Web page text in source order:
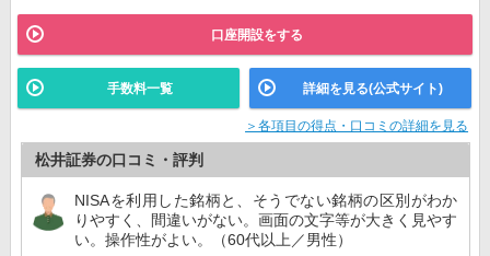
口座開設をする
手数料一覧 詳細を見る(公式サイト)
＞各項目の得点・口コミの詳細を見る
松井証券の口コミ・評判
NISAを利用した銘柄と、そうでない銘柄の区別がわか
りやすく、間違いがない。画面の文字等が大きく見やす
い。操作性がよい。（60代以上／男性）